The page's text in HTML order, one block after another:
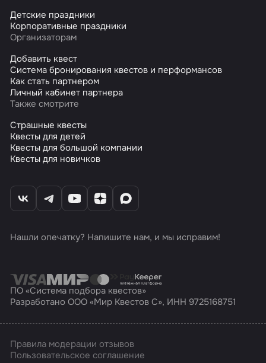
Детские праздники
Корпоративные праздники
Организаторам
Добавить квест
Система бронирования квестов и перформансов
Как стать партнером
Личный кабинет партнера
Также смотрите
Страшные квесты
Квесты для детей
Квесты для большой компании
Квесты для новичков
Нашли опечатку? Напишите нам, и мы исправим!
ПО «Система подбора квестов»
Разработано ООО «Мир Квестов С», ИНН 9725168751
Правила модерации отзывов
Пользовательское соглашение